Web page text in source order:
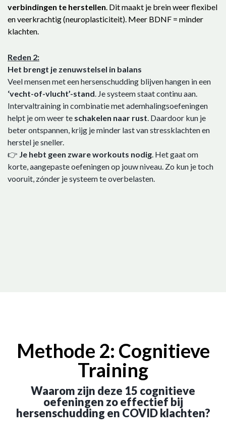
verbindingen te herstellen . Dit maakt je brein weer flexibel
en veerkrachtig (neuroplasticiteit). Meer BDNF = minder
klachten.
Reden 2:
Het brengt je zenuwstelsel in balans
Veel mensen met een hersenschudding blijven hangen in een
‘vecht-of-vlucht’-stand . Je systeem staat continu aan.
Intervaltraining in combinatie met ademhalingsoefeningen
helpt je om weer te schakelen naar rust . Daardoor kun je
beter ontspannen, krijg je minder last van stressklachten en
herstel je sneller.
👉 Je hebt geen zware workouts nodig . Het gaat om
korte, aangepaste oefeningen op jouw niveau. Zo kun je toch
vooruit, zónder je systeem te overbelasten.
Methode 2: Cognitieve
Training
Waarom zijn deze 15 cognitieve
oefeningen zo effectief bij
hersenschudding en COVID klachten?